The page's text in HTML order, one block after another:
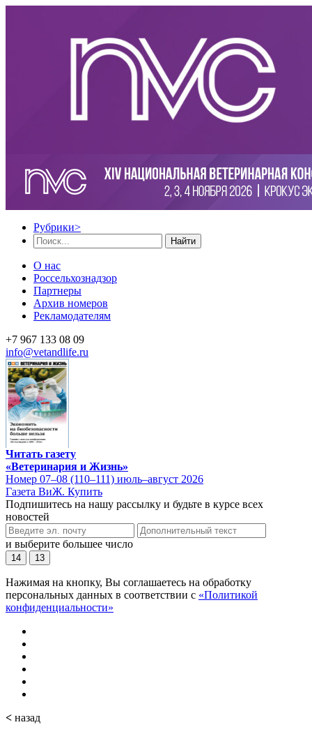
Рубрики>
Найти
О нас
Россельхознадзор
Партнеры
Архив номеров
Рекламодателям
+7 967 133 08 09
info@vetandlife.ru
Читать газету
«Ветеринария и Жизнь»
Номер 07–08 (110–111) июль–август 2026
Газета ВиЖ. Купить
Подпишитесь на нашу рассылку и будьте в курсе всех
новостей
и выберите большее число
14 13
Нажимая на кнопку, Вы соглашаетесь на обработку
персональных данных в соответствии с «Политикой
конфиденциальности»
< назад